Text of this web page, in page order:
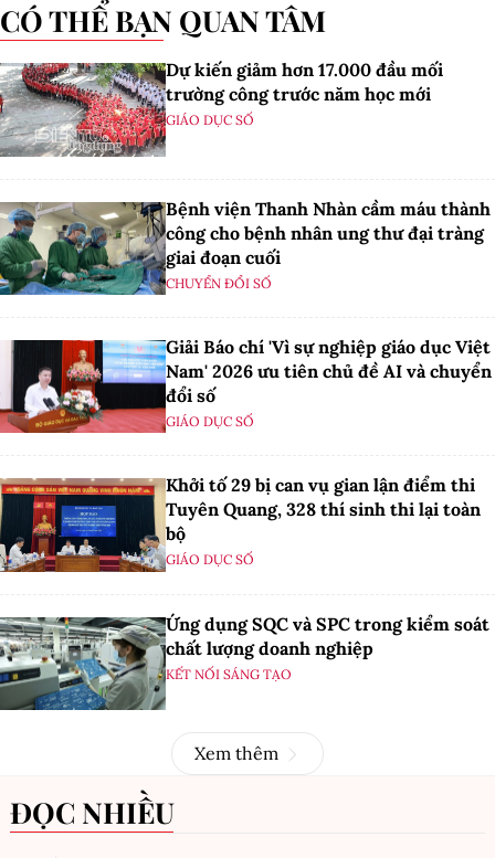
CÓ THỂ BẠN QUAN TÂM
Dự kiến giảm hơn 17.000 đầu mối
trường công trước năm học mới
GIÁO DỤC SỐ
Bệnh viện Thanh Nhàn cầm máu thành
công cho bệnh nhân ung thư đại tràng
giai đoạn cuối
CHUYỂN ĐỔI SỐ
Giải Báo chí 'Vì sự nghiệp giáo dục Việt
Nam' 2026 ưu tiên chủ đề AI và chuyển
đổi số
GIÁO DỤC SỐ
Khởi tố 29 bị can vụ gian lận điểm thi
Tuyên Quang, 328 thí sinh thi lại toàn
bộ
GIÁO DỤC SỐ
Ứng dụng SQC và SPC trong kiểm soát
chất lượng doanh nghiệp
KẾT NỐI SÁNG TẠO
Xem thêm
ĐỌC NHIỀU